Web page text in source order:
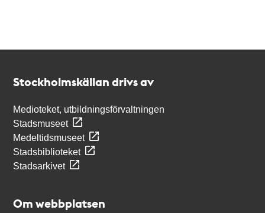
Stockholmskällan drivs av
Medioteket, utbildningsförvaltningen
Stadsmuseet
Medeltidsmuseet
Stadsbiblioteket
Stadsarkivet
Om webbplatsen